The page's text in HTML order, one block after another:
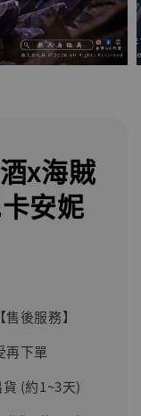
x海賊
安妮
後服務】
下單
(約1~3天)